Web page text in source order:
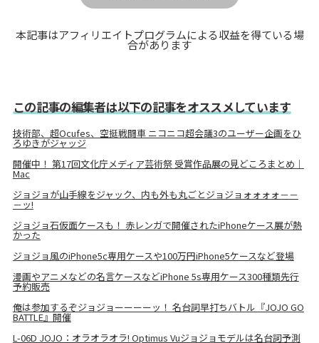
本記事はアフィリエイトプログラムによる収益を得ている場
合があります
この記事の編集者は以下の記事をオススメしています
技術部、超Ocufes、空挺戦闘車 ニコニコ超会議3のユーザー企画をひ
ろゆきがジャッジ
開催中！ 第17回文化庁メディア芸術祭 受賞作品展の見どころまとめ｜
Mac
ジョジョが山手線をジャック、内も外も丸ごとジョジョォォォォ－－
－ッ!
ジョジョ石仮面ケースも！ 赤レンガで開催されたiPhoneケース展が熱
かった
ジョジョ風のiPhone5c専用ケースや100万円iPhone5ケースなど登場
漫画やアニメなどの名言ケースなどiPhone 5s専用ケース300種類先行
予約販売
俺は参加するぞジョジョーーーーッ！ 名台詞早打ちバトル『JOJO GO
BATTLE』開催
L-06D JOJO：オラオラオラ! Optimus Vuジョジョモデルは名台詞予測